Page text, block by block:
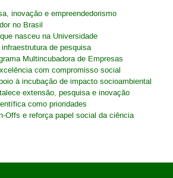
inovação e empreendedorismo
no Brasil
nasceu na Universidade
de pesquisa
Multincubadora de Empresas
com compromisso social
à incubação de impacto socioambiental
extensão, pesquisa e inovação
como prioridades
Offs e reforça papel social da ciência